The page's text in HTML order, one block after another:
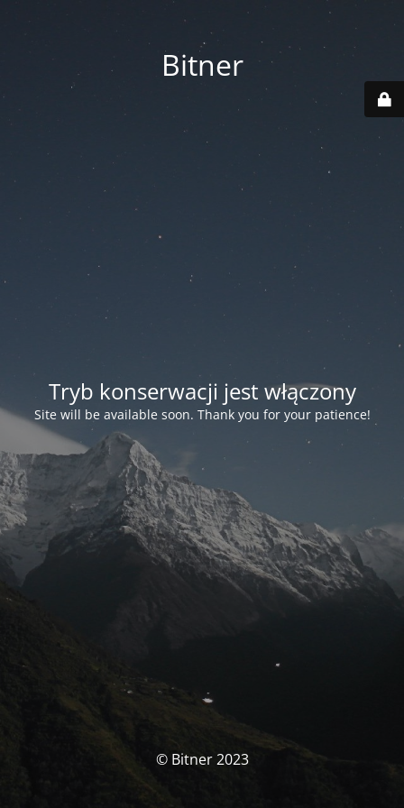
Bitner
Tryb konserwacji jest włączony
Site will be available soon. Thank you for your patience!
© Bitner 2023